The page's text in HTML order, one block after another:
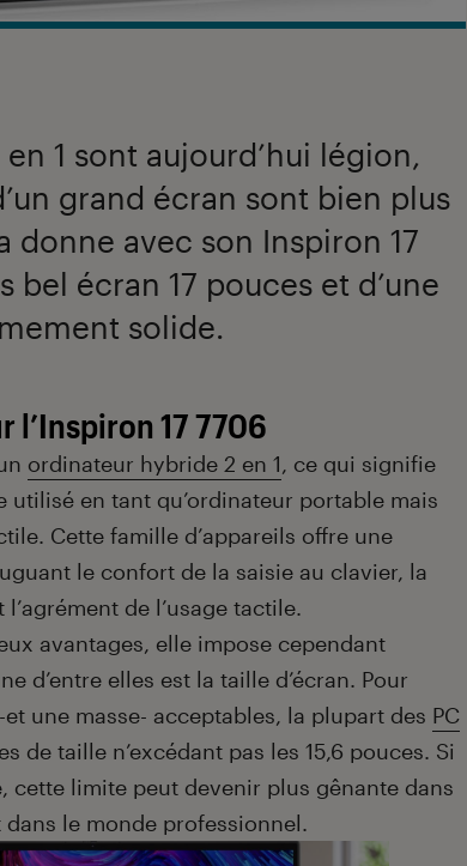
1 sont aujourd’hui légion,
grand écran sont bien plus
donne avec son Inspiron 17
bel écran 17 pouces et d’une
solide.
l’Inspiron 17 7706
ordinateur hybride 2 en 1, ce qui signifie
utilisé en tant qu’ordinateur portable mais
Cette famille d’appareils offre une
le confort de la saisie au clavier, la
de l’usage tactile.
avantages, elle impose cependant
d’entre elles est la taille d’écran. Pour
une masse- acceptables, la plupart des PC
de taille n’excédant pas les 15,6 pouces. Si
cette limite peut devenir plus gênante dans
le monde professionnel.